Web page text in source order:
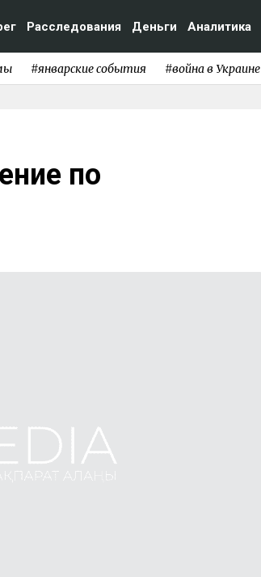
Расследования Деньги Аналитика
#январские события #война в Украине
по